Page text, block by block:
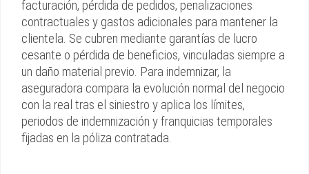
facturación, pérdida de pedidos, penalizaciones
contractuales y gastos adicionales para mantener la
clientela. Se cubren mediante garantías de lucro
cesante o pérdida de beneficios, vinculadas siempre a
un daño material previo. Para indemnizar, la
aseguradora compara la evolución normal del negocio
con la real tras el siniestro y aplica los límites,
periodos de indemnización y franquicias temporales
fijadas en la póliza contratada.